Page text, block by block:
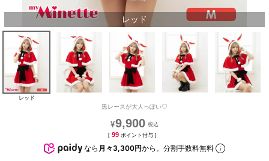
レッド
レッド
黒レースが大人っぽい♡
¥9,900
[ 99 ポイント付与 ]
なら 月々3,300円から。分割手数料無料